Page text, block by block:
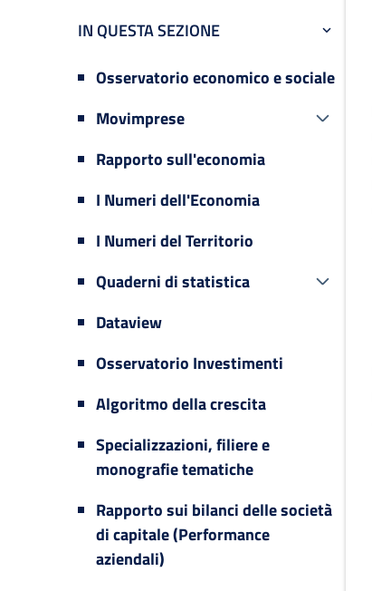
IN QUESTA SEZIONE
Osservatorio economico e sociale
Movimprese
Rapporto sull'economia
I Numeri dell'Economia
I Numeri del Territorio
Quaderni di statistica
Dataview
Osservatorio Investimenti
Algoritmo della crescita
Specializzazioni, filiere e
monografie tematiche
Rapporto sui bilanci delle società
di capitale (Performance
aziendali)